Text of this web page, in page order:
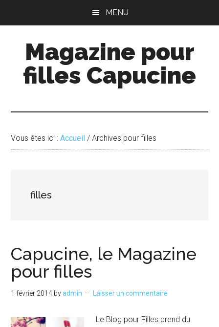
principal
principale
MENU
Magazine pour
filles Capucine
Vous êtes ici :Accueil / Archives pour filles
filles
Capucine, le Magazine
pour filles
1 février 2014 byadmin Laisser un commentaire
Le Blog pour Filles prend du